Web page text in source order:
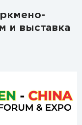
и выставка